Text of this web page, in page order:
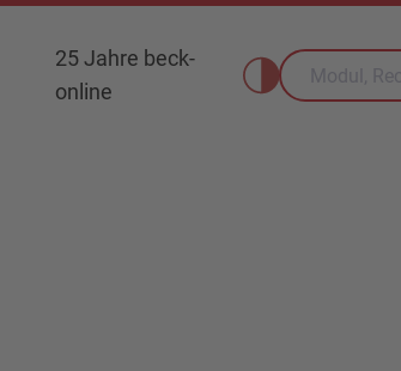
25 Jahre beck-
online